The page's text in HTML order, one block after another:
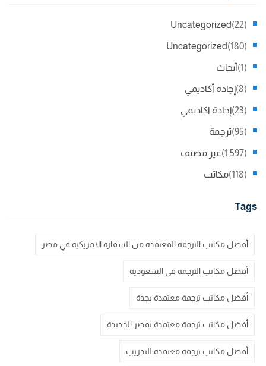
Uncategorized (22)
Uncategorized (180)
أبحاث (1)
إجادة أكاديمي (8)
إجادة اكاديمي (23)
ترجمة (95)
غير مصنف (1,597)
مكاتب (118)
Tags
أفضل مكاتب الترجمة المعتمدة من السفارة الامريكية في مصر
أفضل مكاتب الترجمة في السعودية
أفضل مكاتب ترجمة معتمدة بجدة
أفضل مكاتب ترجمة معتمدة بمصر الجديدة
أفضل مكاتب ترجمة معتمدة للتدريب